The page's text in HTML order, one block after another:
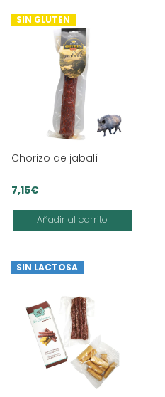
SIN GLUTEN
Chorizo de jabalí
7,15€
Añadir al carrito
SIN LACTOSA